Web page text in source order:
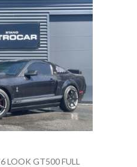
LOOK GT500 FULL